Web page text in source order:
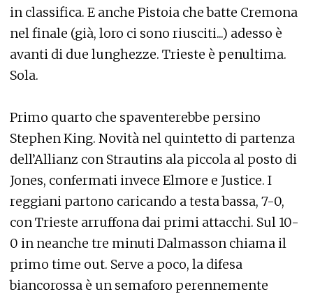
in classifica. E anche Pistoia che batte Cremona
nel finale (già, loro ci sono riusciti...) adesso è
avanti di due lunghezze. Trieste è penultima.
Sola.
Primo quarto che spaventerebbe persino
Stephen King. Novità nel quintetto di partenza
dell’Allianz con Strautins ala piccola al posto di
Jones, confermati invece Elmore e Justice. I
reggiani partono caricando a testa bassa, 7-0,
con Trieste arruffona dai primi attacchi. Sul 10-
0 in neanche tre minuti Dalmasson chiama il
primo time out. Serve a poco, la difesa
biancorossa è un semaforo perennemente